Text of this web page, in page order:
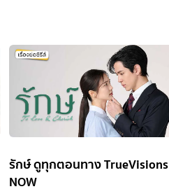
รักษ์ ดูทุกตอนทาง TrueVisions
NOW